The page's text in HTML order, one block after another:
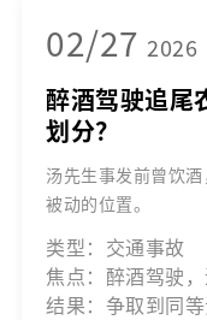
02/27 2026
醉酒驾驶追尾
划分？
汤先生事发前曾饮
被动的位置。
类型：交通事故
焦点：醉酒驾驶
结果：争取到同